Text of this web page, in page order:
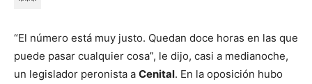
“El número está muy justo. Quedan doce horas en las que
puede pasar cualquier cosa”, le dijo, casi a medianoche,
un legislador peronista a Cenital. En la oposición hubo